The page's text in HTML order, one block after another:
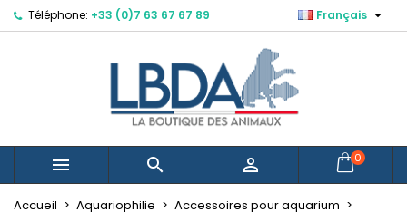
Téléphone: +33 (0)7 63 67 67 89 Français 
   0
Accueil Aquariophilie
Accessoires pour aquarium
Mes listes d'envies ×
Créer une nouvelle liste
((modalTitle)) ×
((confirmMessage))
Créer une liste d'envies ×
Nom de la liste d'envies
Annuler Créer une liste d'envies
Connexion ×
Vous devez être connecté pour ajouter des produits
à votre liste d'envies.
Annuler Connexion